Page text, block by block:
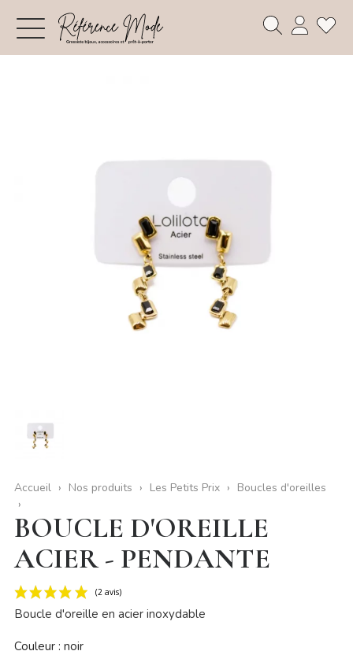
Accueil Nos produits Les Petits Prix Boucles d'oreilles
BOUCLE D'OREILLE
ACIER - PENDANTE
Boucle d'oreille en acier inoxydable
Couleur : noir